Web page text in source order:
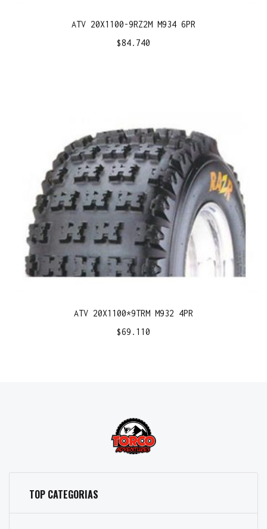
ATV 20X1100-9RZ2M M934 6PR
$84.740
ATV 20X1100*9TRM M932 4PR
$69.110
TOP CATEGORIAS